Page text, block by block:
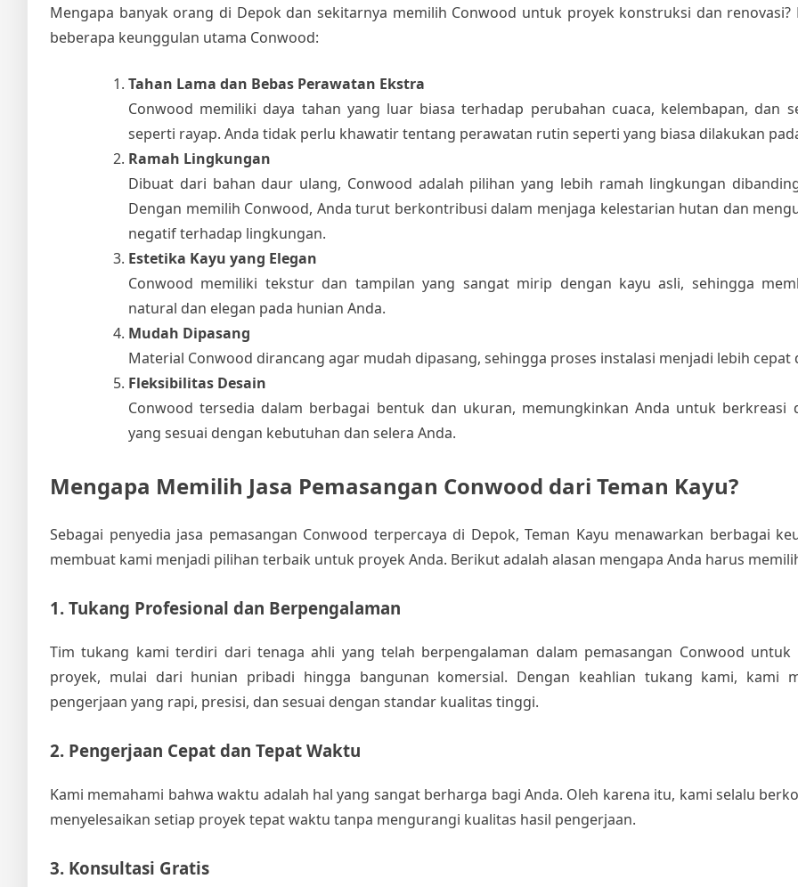
Mengapa banyak orang di Depok dan sekitarnya memilih Conwood untuk proyek konstruksi dan renovasi?
beberapa keunggulan utama Conwood:
Tahan Lama dan Bebas Perawatan Ekstra
Conwood memiliki daya tahan yang luar biasa terhadap perubahan cuaca, kelembapan, dan
seperti rayap. Anda tidak perlu khawatir tentang perawatan rutin seperti yang biasa dilakukan
Ramah Lingkungan
Dibuat dari bahan daur ulang, Conwood adalah pilihan yang lebih ramah lingkungan
Dengan memilih Conwood, Anda turut berkontribusi dalam menjaga kelestarian hutan dan
negatif terhadap lingkungan.
Estetika Kayu yang Elegan
Conwood memiliki tekstur dan tampilan yang sangat mirip dengan kayu asli, sehingga
natural dan elegan pada hunian Anda.
Mudah Dipasang
Material Conwood dirancang agar mudah dipasang, sehingga proses instalasi menjadi lebih cepat
Fleksibilitas Desain
Conwood tersedia dalam berbagai bentuk dan ukuran, memungkinkan Anda untuk berkreasi
yang sesuai dengan kebutuhan dan selera Anda.
Mengapa Memilih Jasa Pemasangan Conwood dari Teman Kayu?
Sebagai penyedia jasa pemasangan Conwood terpercaya di Depok, Teman Kayu menawarkan berbagai
membuat kami menjadi pilihan terbaik untuk proyek Anda. Berikut adalah alasan mengapa Anda harus
1. Tukang Profesional dan Berpengalaman
Tim tukang kami terdiri dari tenaga ahli yang telah berpengalaman dalam pemasangan Conwood untuk
proyek, mulai dari hunian pribadi hingga bangunan komersial. Dengan keahlian tukang kami, kami
pengerjaan yang rapi, presisi, dan sesuai dengan standar kualitas tinggi.
2. Pengerjaan Cepat dan Tepat Waktu
Kami memahami bahwa waktu adalah hal yang sangat berharga bagi Anda. Oleh karena itu, kami selalu
menyelesaikan setiap proyek tepat waktu tanpa mengurangi kualitas hasil pengerjaan.
3. Konsultasi Gratis